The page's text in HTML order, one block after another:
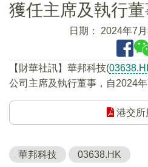
獲任主席及執行
日期： 2024年7
【財華社訊】華邦科技(
公司主席及執行董事，自2024年
港交所
華邦科技 03638.HK